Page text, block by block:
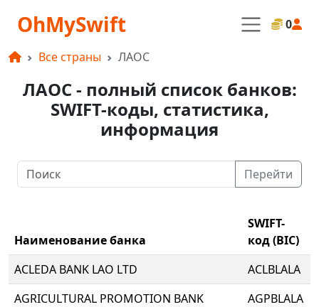
OhMySwift 0
Все страны ЛАОС
ЛАОС - полный список банков:
SWIFT-коды, статистика,
информация
Перейти
Наименование банка
SWIFT-
код (BIC)
ACLEDA BANK LAO LTD
ACLBLALA
AGRICULTURAL PROMOTION BANK
AGPBLALA